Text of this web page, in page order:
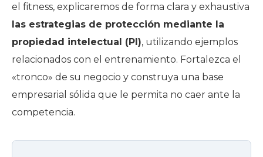
el fitness, explicaremos de forma clara y exhaustiva
las estrategias de protección mediante la
propiedad intelectual (PI), utilizando ejemplos
relacionados con el entrenamiento. Fortalezca el
«tronco» de su negocio y construya una base
empresarial sólida que le permita no caer ante la
competencia.